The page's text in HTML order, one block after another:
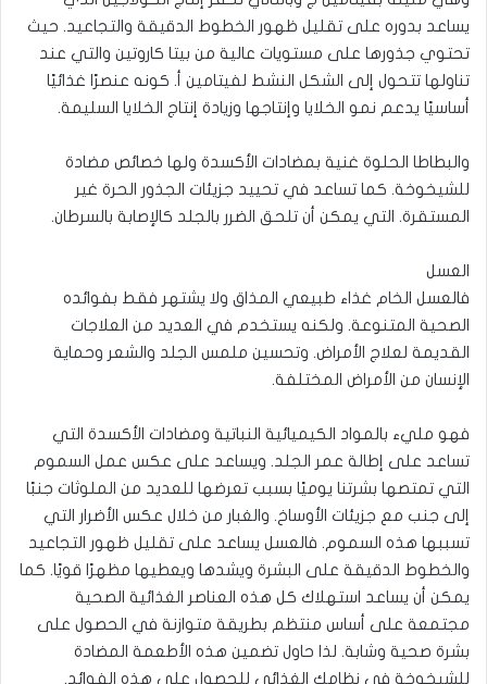
يساعد بدوره على تقليل ظهور الخطوط الدقيقة والتجاعيد. حيث
تحتوي جذورها على مستويات عالية من بيتا كاروتين والتي عند
تناولها تتحول إلى الشكل النشط لفيتامين أ. كونه عنصرًا غذائيًا
أساسيًا يدعم نمو الخلايا وإنتاجها وزيادة إنتاج الخلايا السليمة.
والبطاطا الحلوة غنية بمضادات الأكسدة ولها خصائص مضادة
للشيخوخة. كما تساعد في تحييد جزيئات الجذور الحرة غير
المستقرة. التي يمكن أن تلحق الضرر بالجلد كالإصابة بالسرطان.
العسل
فالعسل الخام غذاء طبيعي المذاق ولا يشتهر فقط بفوائده
الصحية المتنوعة. ولكنه يستخدم في العديد من العلاجات
القديمة لعلاج الأمراض. وتحسين ملمس الجلد والشعر وحماية
الإنسان من الأمراض المختلفة.
فهو مليء بالمواد الكيميائية النباتية ومضادات الأكسدة التي
تساعد على إطالة عمر الجلد. ويساعد على عكس عمل السموم
التي تمتصها بشرتنا يوميًا بسبب تعرضها للعديد من الملوثات جنبًا
إلى جنب مع جزيئات الأوساخ. والغبار من خلال عكس الأضرار التي
تسببها هذه السموم. فالعسل يساعد على تقليل ظهور التجاعيد
والخطوط الدقيقة على البشرة ويشدها ويعطيها مظهرًا قويًا. كما
يمكن أن يساعد استهلاك كل هذه العناصر الغذائية الصحية
مجتمعة على أساس منتظم بطريقة متوازنة في الحصول على
بشرة صحية وشابة. لذا حاول تضمين هذه الأطعمة المضادة
للشيخوخة في نظامك الغذائي للحصول على هذه الفوائد.